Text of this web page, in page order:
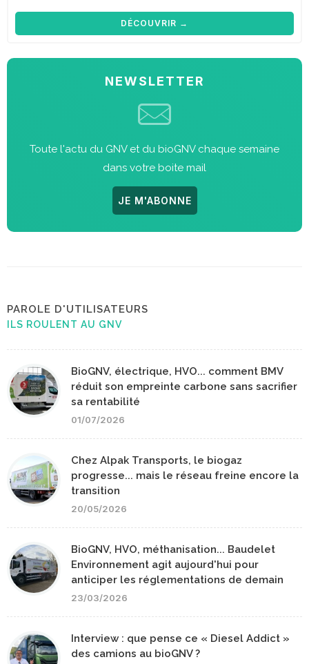
DÉCOUVRIR →
NEWSLETTER
Toute l'actu du GNV et du bioGNV chaque semaine
dans votre boite mail
JE M'ABONNE
PAROLE D'UTILISATEURS
ILS ROULENT AU GNV
BioGNV, électrique, HVO... comment BMV
réduit son empreinte carbone sans sacrifier
sa rentabilité
01/07/2026
Chez Alpak Transports, le biogaz
progresse... mais le réseau freine encore la
transition
20/05/2026
BioGNV, HVO, méthanisation... Baudelet
Environnement agit aujourd'hui pour
anticiper les réglementations de demain
23/03/2026
Interview : que pense ce « Diesel Addict »
des camions au bioGNV ?